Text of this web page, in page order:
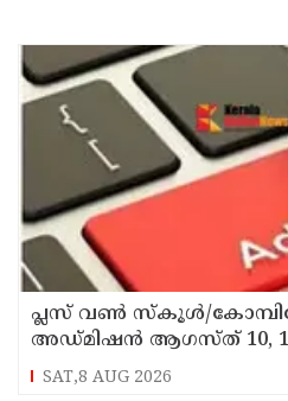
പ്ലസ് വൺ സ്‌കൂൾ/
അഡ്മിഷൻ ആഗസ്ത് 10,
SAT,8 AUG 2026